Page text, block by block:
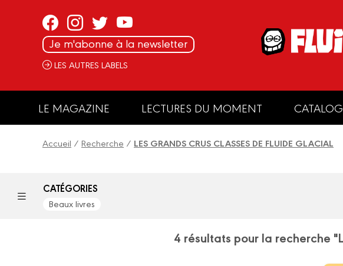
Je m'abonne à la newsletter
LES AUTRES LABELS
LE MAGAZINE LECTURES DU MOMENT
Accueil / Recherche / LES GRANDS CRUS CLASSES DE FLUIDE GLACIAL
CATÉGORIES
Beaux livres
4 résultats pour la recherche